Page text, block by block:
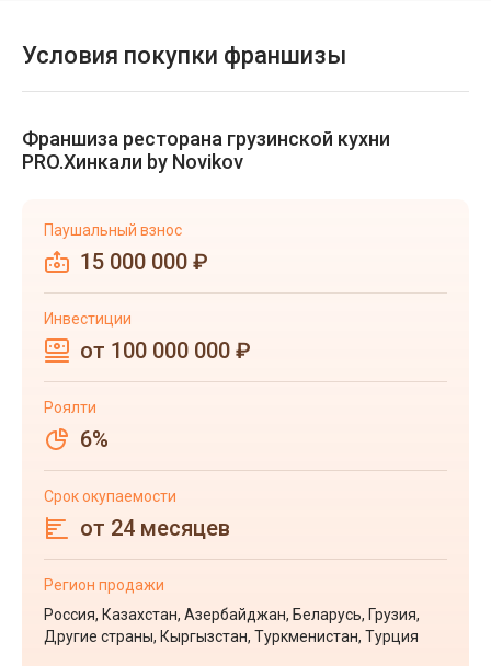
Условия покупки франшизы
Франшиза ресторана грузинской кухни
PRO.Хинкали by Novikov
Паушальный взнос
15 000 000 ₽
Инвестиции
от 100 000 000 ₽
Роялти
6%
Срок окупаемости
от 24 месяцев
Регион продажи
Россия, Казахстан, Азербайджан, Беларусь, Грузия,
Другие страны, Кыргызстан, Туркменистан, Турция